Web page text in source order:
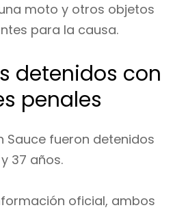
moto y otros objetos
para la causa.
detenidos con
penales
Sauce fueron detenidos
37 años.
oficial, ambos